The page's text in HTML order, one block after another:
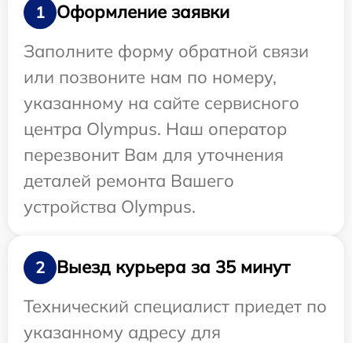
1
Оформление заявки
Заполните форму обратной связи
или позвоните нам по номеру,
указанному на сайте сервисного
центра Olympus. Наш оператор
перезвонит Вам для уточнения
деталей ремонта Вашего
устройства Olympus.
2
Выезд курьера за 35 минут
Технический специалист приедет по
указанному адресу для